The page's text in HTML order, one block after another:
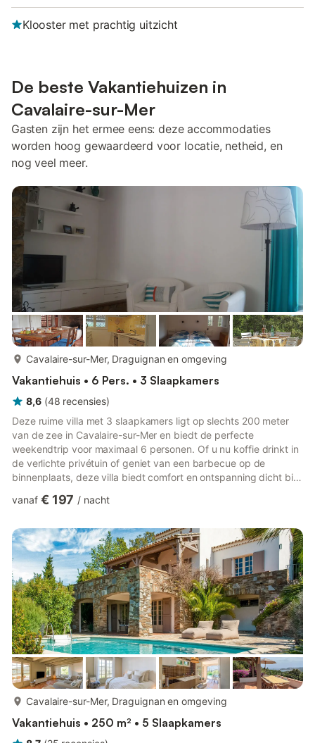
Klooster met prachtig uitzicht
De beste Vakantiehuizen in
Cavalaire-sur-Mer
Gasten zijn het ermee eens: deze accommodaties
worden hoog gewaardeerd voor locatie, netheid, en
nog veel meer.
Cavalaire-sur-Mer, Draguignan en omgeving
Vakantiehuis • 6 Pers. • 3 Slaapkamers
8,6 (48 recensies)
Deze ruime villa met 3 slaapkamers ligt op slechts 200 meter
van de zee in Cavalaire-sur-Mer en biedt de perfecte
weekendtrip voor maximaal 6 personen. Of u nu koffie drinkt in
de verlichte privétuin of geniet van een barbecue op de
binnenplaats, deze villa biedt comfort en ontspanning dicht bij
terwijl restaurants (1 km) en een supermarkt (3 km) gunstig in
van Gassin, op korte rijafstand. Na een dagje uit kunt u
ontspannen bij de open haard of genieten van quality time...
vanaf € 197 / nacht
Cavalaire-sur-Mer, Draguignan en omgeving
Vakantiehuis • 250 m² • 5 Slaapkamers